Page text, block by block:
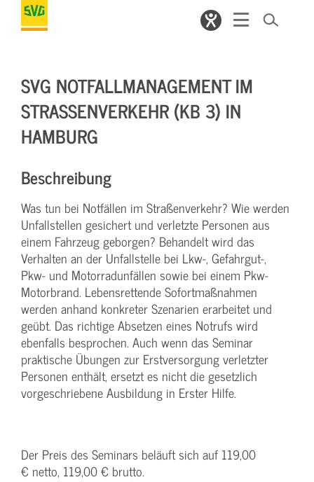
SVG NOTFALLMANAGEMENT IM
STRASSENVERKEHR (KB 3) IN H
AMBURG
Beschreibung
Was tun bei Notfällen im Straßenverkehr? Wie werden
Unfallstellen gesichert und verletzte Personen aus
einem Fahrzeug geborgen? Behandelt wird das
Verhalten an der Unfallstelle bei Lkw-, Gefahrgut-,
Pkw- und Motorradunfällen sowie bei einem Pkw-
Motorbrand. Lebensrettende Sofortmaßnahmen
werden anhand konkreter Szenarien erarbeitet und
geübt. Das richtige Absetzen eines Notrufs wird
ebenfalls besprochen. Auch wenn das Seminar
praktische Übungen zur Erstversorgung verletzter
Personen enthält, ersetzt es nicht die gesetzlich
vorgeschriebene Ausbildung in Erster Hilfe.
Der Preis des Seminars beläuft sich auf 119,00
€ netto, 119,00 € brutto.